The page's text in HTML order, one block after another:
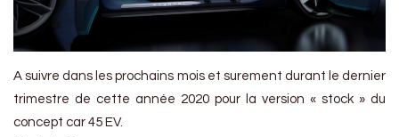
A suivre dans les prochains mois et surement durant le dernier
trimestre de cette année 2020 pour la version « stock » du
concept car 45 EV.